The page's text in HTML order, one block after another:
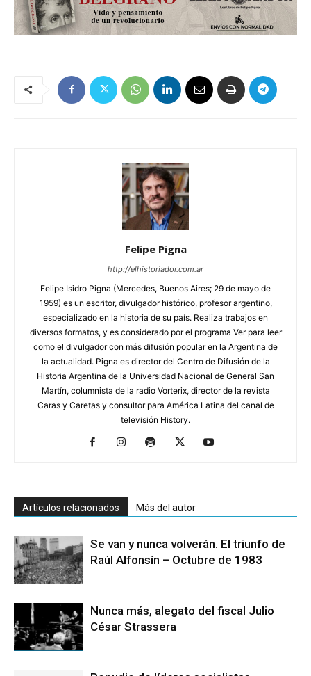
Felipe Pigna
http://elhistoriador.com.ar
Felipe Isidro Pigna (Mercedes, Buenos Aires; 29 de mayo de
1959) es un escritor, divulgador histórico, profesor argentino,
especializado en la historia de su país. Realiza trabajos en
diversos formatos, y es considerado por el programa Ver para leer
como el divulgador con más difusión popular en la Argentina de
la actualidad. Pigna es director del Centro de Difusión de la
Historia Argentina de la Universidad Nacional de General San
Martín, columnista de la radio Vorterix, director de la revista
Caras y Caretas y consultor para América Latina del canal de
televisión History.
Artículos relacionados Más del autor
Se van y nunca volverán. El triunfo de
Raúl Alfonsín – Octubre de 1983
Nunca más, alegato del fiscal Julio
César Strassera